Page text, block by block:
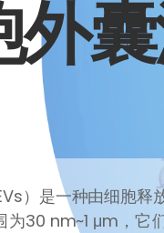
）是一种由细胞释
30 nm~1 μm，它